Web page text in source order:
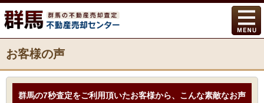
お客様の声
群馬の7秒査定をご利用頂いたお客様から、こんな素敵なお声